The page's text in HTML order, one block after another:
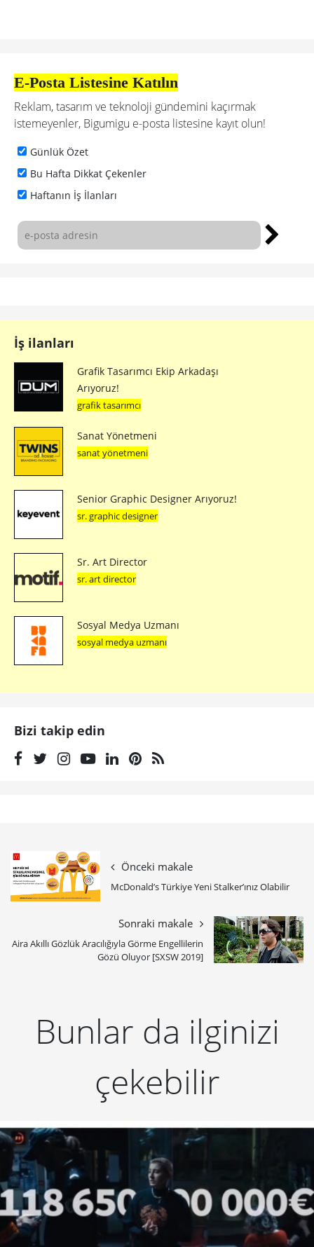
E-Posta Listesine Katılın
Reklam, tasarım ve teknoloji gündemini kaçırmak
istemeyenler, Bigumigu e-posta listesine kayıt olun!
Günlük Özet
Bu Hafta Dikkat Çekenler
Haftanın İş İlanları
İş ilanları
Grafik Tasarımcı Ekip Arkadaşı
Arıyoruz!
grafik tasarımcı
Sanat Yönetmeni
sanat yönetmeni
Senior Graphic Designer Arıyoruz!
sr. graphic designer
Sr. Art Director
sr. art director
Sosyal Medya Uzmanı
sosyal medya uzmanı
Bizi takip edin
Önceki makale
McDonald’s Türkiye Yeni Stalker’ınız Olabilir
Sonraki makale
Aira Akıllı Gözlük Aracılığıyla Görme Engellilerin
Gözü Oluyor [SXSW 2019]
Bunlar da ilginizi
çekebilir